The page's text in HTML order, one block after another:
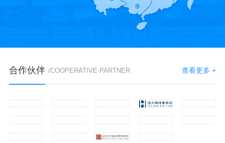
合作伙伴 /COOPERATIVE PARTNER 查看更多 +